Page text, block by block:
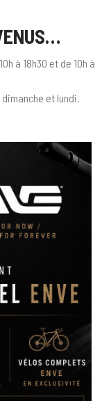
à 18h30 et de 10h à
et lundi.